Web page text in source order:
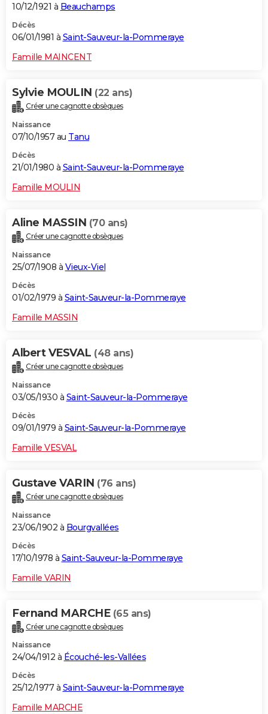
10/12/1921 à Beauchamps
Décès
06/01/1981 à Saint-Sauveur-la-Pommeraye
Famille MAINCENT
Sylvie MOULIN (22 ans)
Créer une cagnotte obsèques
Naissance
07/10/1957 au Tanu
Décès
21/01/1980 à Saint-Sauveur-la-Pommeraye
Famille MOULIN
Aline MASSIN (70 ans)
Créer une cagnotte obsèques
Naissance
25/07/1908 à Vieux-Viel
Décès
01/02/1979 à Saint-Sauveur-la-Pommeraye
Famille MASSIN
Albert VESVAL (48 ans)
Créer une cagnotte obsèques
Naissance
03/05/1930 à Saint-Sauveur-la-Pommeraye
Décès
09/01/1979 à Saint-Sauveur-la-Pommeraye
Famille VESVAL
Gustave VARIN (76 ans)
Créer une cagnotte obsèques
Naissance
23/06/1902 à Bourgvallées
Décès
17/10/1978 à Saint-Sauveur-la-Pommeraye
Famille VARIN
Fernand MARCHE (65 ans)
Créer une cagnotte obsèques
Naissance
24/04/1912 à Écouché-les-Vallées
Décès
25/12/1977 à Saint-Sauveur-la-Pommeraye
Famille MARCHE